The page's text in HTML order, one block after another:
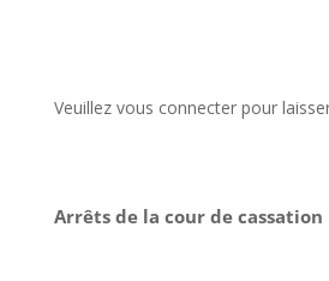
Veuillez vous connecter pour
Arrêts de la cour de cassation